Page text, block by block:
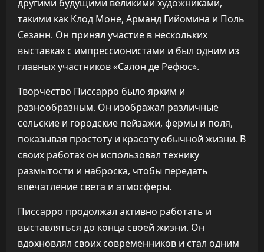
другими будущими великими художниками,
такими как Клод Моне, Арманд Гийомина и Поль
Сезанн. Он принял участие в нескольких
выставках с импрессионистами и был одним из
главных участников «Салон де Рефюс».
Творчество Писсарро было ярким и
разнообразным. Он изображал различные
сельские и городские пейзажи, фермы и поля,
показывая простоту и красоту обычной жизни. В
своих работах он использовал технику
размытости и наброска, чтобы передать
впечатление света и атмосферы.
Писсарро продолжал активно работать и
выставляться до конца своей жизни. Он
вдохновлял своих современников и стал одним